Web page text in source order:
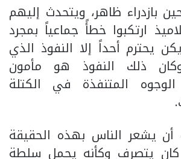
بازدراء ظاهر، ويتحدث إليهم
ارتكبوا خطأً جماعياً بمجرد
يحترم أحداً إلا النفوذ الذي
ذلك النفوذ هو مأمون
المتنفذة في الكتلة
أن يشعر الناس بهذه الحقيقة
يتصرف وكأنه يحمل سلطة